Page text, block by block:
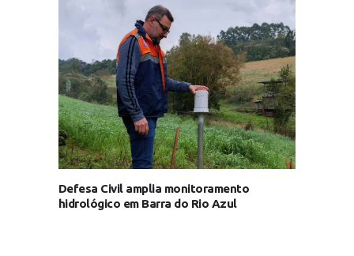
Defesa Civil amplia monitoramento
hidrológico em Barra do Rio Azul